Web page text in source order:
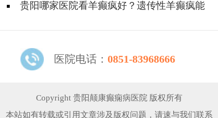
喂药吗?
贵阳哪家医院看羊癫疯好？遗传性羊癫疯能
医院电话： 0851-83968666
Copyright 贵阳颠康癫痫病医院 版权所有
本站如有转载或引用文章涉及版权问题，请速与我们联系